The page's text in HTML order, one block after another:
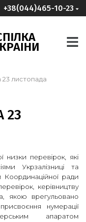
+38(044)465-10-23
23 листопада
23
низки перевірок, які
Укрзалізниці та
Координаційної ради
керівництву
якою врегульовано
нумерації
апаратом